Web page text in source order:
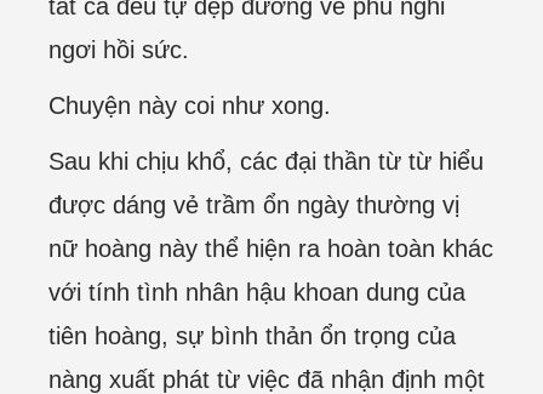
tất cả đều tự dẹp đường về phủ nghỉ
ngơi hồi sức.
Chuyện này coi như xong.
Sau khi chịu khổ, các đại thần từ từ hiểu
được dáng vẻ trầm ổn ngày thường vị
nữ hoàng này thể hiện ra hoàn toàn khác
với tính tình nhân hậu khoan dung của
tiên hoàng, sự bình thản ổn trọng của
nàng xuất phát từ việc đã nhận định một